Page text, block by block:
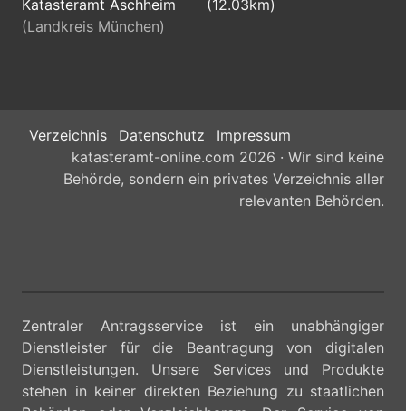
Katasteramt Aschheim
(12.03km)
(Landkreis München)
Verzeichnis Datenschutz
Impressum
katasteramt-online.com 2026 · Wir sind keine
Behörde, sondern ein privates Verzeichnis aller
relevanten Behörden.
Zentraler Antragsservice ist ein unabhängiger
Dienstleister für die Beantragung von digitalen
Dienstleistungen. Unsere Services und Produkte
stehen in keiner direkten Beziehung zu staatlichen